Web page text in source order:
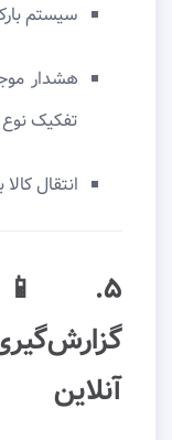
سیستم
هشدار
تفکیک نوع
انتقال
۵. 📱
آنلاین